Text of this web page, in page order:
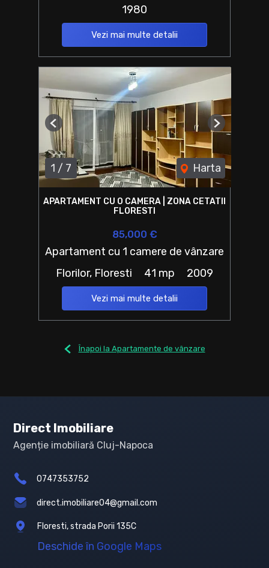
1980
Vezi mai multe detalii
1 / 7 Harta
Previous Next
APARTAMENT CU O CAMERA | ZONA CETATII
FLORESTI
85,000 €
Apartament cu 1 camere de vânzare
Florilor, Floresti
41 mp 2009
Vezi mai multe detalii
Înapoi la Apartamente de vânzare
Direct Imobiliare
Agenție imobiliară Cluj-Napoca
0747353752
direct.imobiliare04@gmail.com
Floresti, strada Porii 135C
Deschide în Google Maps